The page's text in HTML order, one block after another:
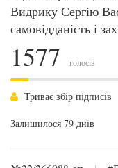
Видрику Сергію
самовідданість і
1577 голосів
Триває збір підписів
Залишилося 79 днів